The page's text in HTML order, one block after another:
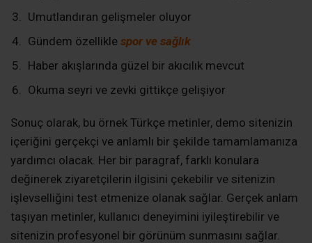
Umutlandıran gelişmeler oluyor
Gündem özellikle spor ve sağlık
Haber akışlarında güzel bir akıcılık mevcut
Okuma seyri ve zevki gittikçe gelişiyor
Sonuç olarak, bu örnek Türkçe metinler, demo sitenizin
içeriğini gerçekçi ve anlamlı bir şekilde tamamlamanıza
yardımcı olacak. Her bir paragraf, farklı konulara
değinerek ziyaretçilerin ilgisini çekebilir ve sitenizin
işlevselliğini test etmenize olanak sağlar. Gerçek anlam
taşıyan metinler, kullanıcı deneyimini iyileştirebilir ve
sitenizin profesyonel bir görünüm sunmasını sağlar.